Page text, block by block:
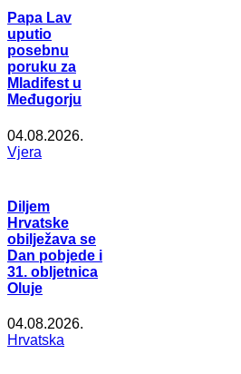
Papa Lav
uputio
posebnu
poruku za
Mladifest u
Međugorju
04.08.2026.
Vjera
Diljem
Hrvatske
obilježava se
Dan pobjede i
31. obljetnica
Oluje
04.08.2026.
Hrvatska